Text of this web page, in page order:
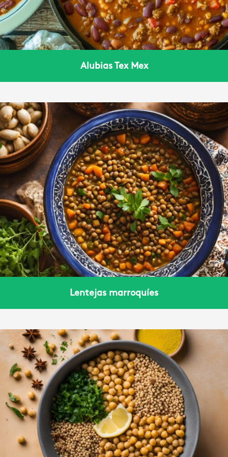
Alubias Tex Mex
Lentejas marroquíes